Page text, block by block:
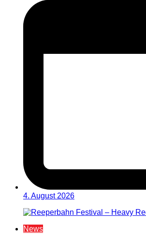
4. August 2026
News